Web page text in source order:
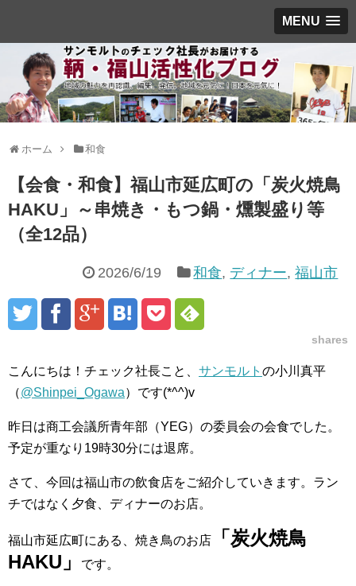
MENU
ホーム 和食
【会食・和食】福山市延広町の「炭火焼鳥
HAKU」～串焼き・もつ鍋・燻製盛り等
（全12品）
2026/6/19 和食, ディナー,福山市
shares
こんにちは！チェック社長こと、 サンモルト の小川真平
（@Shinpei_Ogawa）です(*^^)v
昨日は商工会議所青年部（YEG）の委員会の会食でした。
予定が重なり19時30分には退席。
さて、今回は福山市の飲食店をご紹介していきます。ラン
チではなく夕食、ディナーのお店。
福山市延広町にある、焼き鳥のお店
「炭火焼鳥
HAKU 」 です。